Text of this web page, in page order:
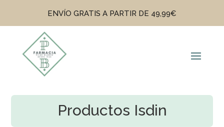
ENVÍO GRATIS A PARTIR DE 49,99€
Productos Isdin